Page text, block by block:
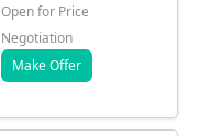
Open for Price
Negotiation
Make Offer